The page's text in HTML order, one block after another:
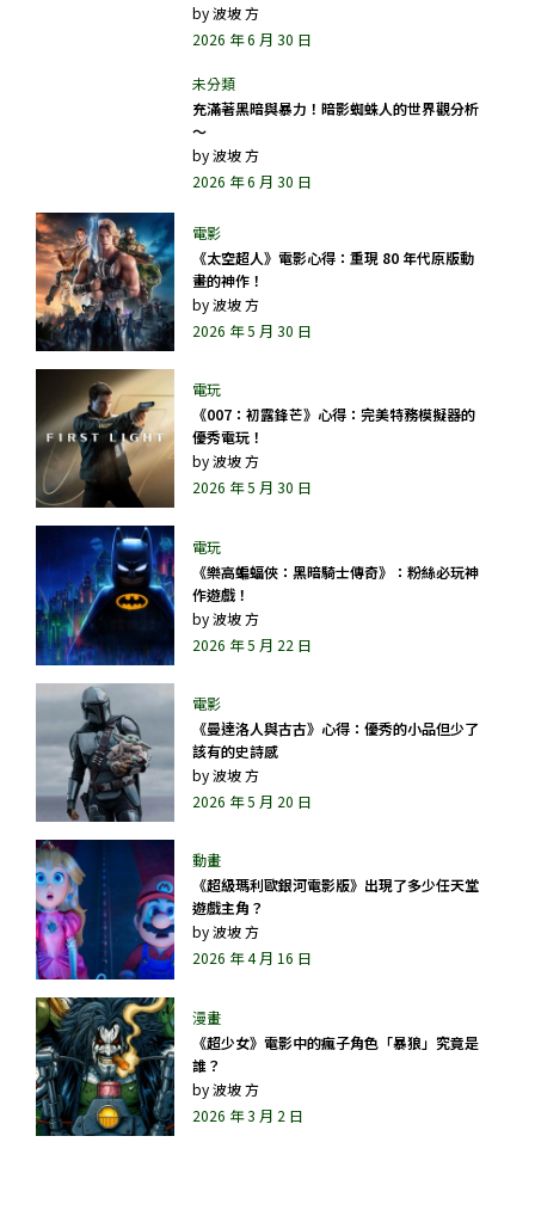
by波坡 方
2026 年 6 月 30 日
充滿著黑暗與暴力！暗影蜘蛛人的世界觀分析
～
by波坡 方
2026 年 6 月 30 日
《太空超人》電影心得：重現 80 年代原版動
畫的神作！
by波坡 方
2026 年 5 月 30 日
《007：初露鋒芒》心得：完美特務模擬器的
優秀電玩！
by波坡 方
2026 年 5 月 30 日
《樂高蝙蝠俠：黑暗騎士傳奇》：粉絲必玩神
作遊戲！
by波坡 方
2026 年 5 月 22 日
《曼達洛人與古古》心得：優秀的小品但少了
該有的史詩感
by波坡 方
2026 年 5 月 20 日
《超級瑪利歐銀河電影版》出現了多少任天堂
遊戲主角？
by波坡 方
2026 年 4 月 16 日
《超少女》電影中的瘋子角色「暴狼」究竟是
誰？
by波坡 方
2026 年 3 月 2 日